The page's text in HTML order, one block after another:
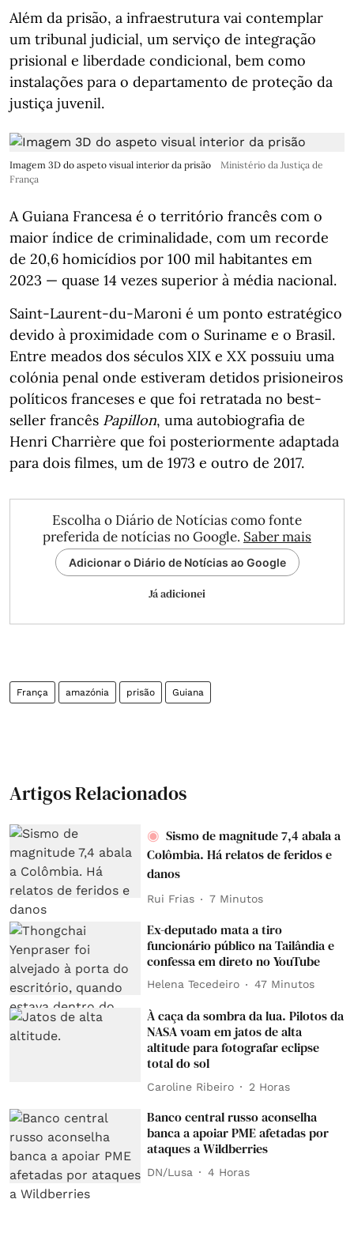
Além da prisão, a infraestrutura vai contemplar
um tribunal judicial, um serviço de integração
prisional e liberdade condicional, bem como
instalações para o departamento de proteção da
justiça juvenil.
Imagem 3D do aspeto visual interior da prisão
Ministério da Justiça de
França
A Guiana Francesa é o território francês com o
maior índice de criminalidade, com um recorde
de 20,6 homicídios por 100 mil habitantes em
2023 — quase 14 vezes superior à média nacional.
Saint-Laurent-du-Maroni é um ponto estratégico
devido à proximidade com o Suriname e o Brasil.
Entre meados dos séculos XIX e XX possuiu uma
colónia penal onde estiveram detidos prisioneiros
políticos franceses e que foi retratada no best-
seller francês Papillon, uma autobiografia de
Henri Charrière que foi posteriormente adaptada
para dois filmes, um de 1973 e outro de 2017.
Escolha o Diário de Notícias como fonte
preferida de notícias no Google. Saber mais
Adicionar o Diário de Notícias ao Google
Já adicionei
França amazónia prisão Guiana
Artigos Relacionados
Sismo de magnitude 7,4 abala a
Colômbia. Há relatos de feridos e
danos
Rui Frias 7 Minutos
Ex-deputado mata a tiro
funcionário público na Tailândia e
confessa em direto no YouTube
Helena Tecedeiro 47 Minutos
À caça da sombra da lua. Pilotos da
NASA voam em jatos de alta
altitude para fotografar eclipse
total do sol
Caroline Ribeiro 2 Horas
Banco central russo aconselha
banca a apoiar PME afetadas por
ataques a Wildberries
DN/Lusa 4 Horas